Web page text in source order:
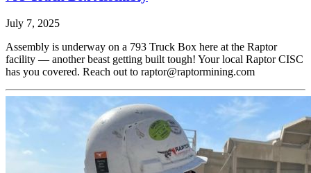
July 7, 2025
Assembly is underway on a 793 Truck Box here at the Raptor
facility — another beast getting built tough! Your local Raptor CISC
has you covered. Reach out to raptor@raptormining.com